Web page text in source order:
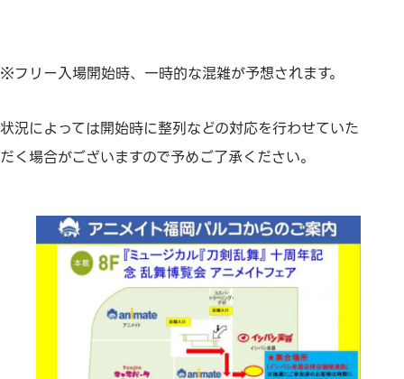
※フリー入場開始時、一時的な混雑が予想されます。
状況によっては開始時に整列などの対応を行わせていた
だく場合がございますので予めご了承ください。